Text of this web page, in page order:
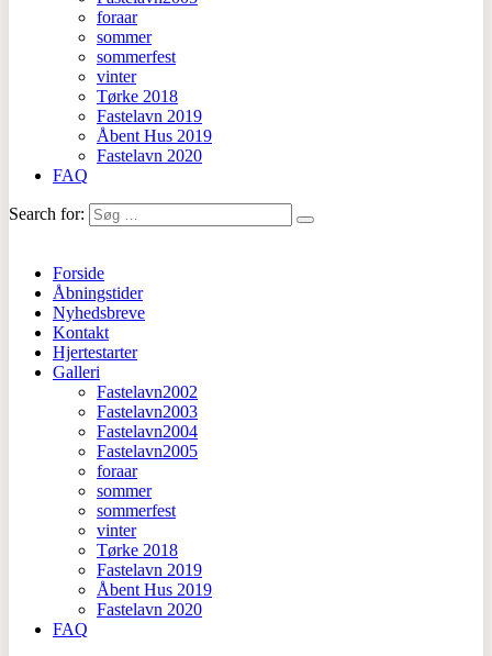
foraar
sommer
sommerfest
vinter
Tørke 2018
Fastelavn 2019
Åbent Hus 2019
Fastelavn 2020
FAQ
Search for:
Forside
Åbningstider
Nyhedsbreve
Kontakt
Hjertestarter
Galleri
Fastelavn2002
Fastelavn2003
Fastelavn2004
Fastelavn2005
foraar
sommer
sommerfest
vinter
Tørke 2018
Fastelavn 2019
Åbent Hus 2019
Fastelavn 2020
FAQ